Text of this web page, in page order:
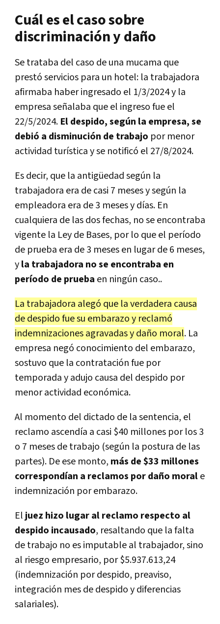
Cuál es el caso sobre
discriminación y daño
Se trataba del caso de una mucama que
prestó servicios para un hotel: la trabajadora
afirmaba haber ingresado el 1/3/2024 y la
empresa señalaba que el ingreso fue el
22/5/2024. El despido, según la empresa, se
debió a disminución de trabajo por menor
actividad turística y se notificó el 27/8/2024.
Es decir, que la antigüedad según la
trabajadora era de casi 7 meses y según la
empleadora era de 3 meses y días. En
cualquiera de las dos fechas, no se encontraba
vigente la Ley de Bases, por lo que el período
de prueba era de 3 meses en lugar de 6 meses,
yla trabajadora no se encontraba en
período de prueba en ningún caso..
La trabajadora alegó que la verdadera causa
de despido fue su embarazo y reclamó
indemnizaciones agravadas y daño moral. La
empresa negó conocimiento del embarazo,
sostuvo que la contratación fue por
temporada y adujo causa del despido por
menor actividad económica.
Al momento del dictado de la sentencia, el
reclamo ascendía a casi $40 millones por los 3
o 7 meses de trabajo (según la postura de las
partes). De ese monto, más de $33 millones
correspondían a reclamos por daño morale
indemnización por embarazo.
El juez hizo lugar al reclamo respecto al
despido incausado, resaltando que la falta
de trabajo no es imputable al trabajador, sino
al riesgo empresario, por $5.937.613,24
(indemnización por despido, preaviso,
integración mes de despido y diferencias
salariales).